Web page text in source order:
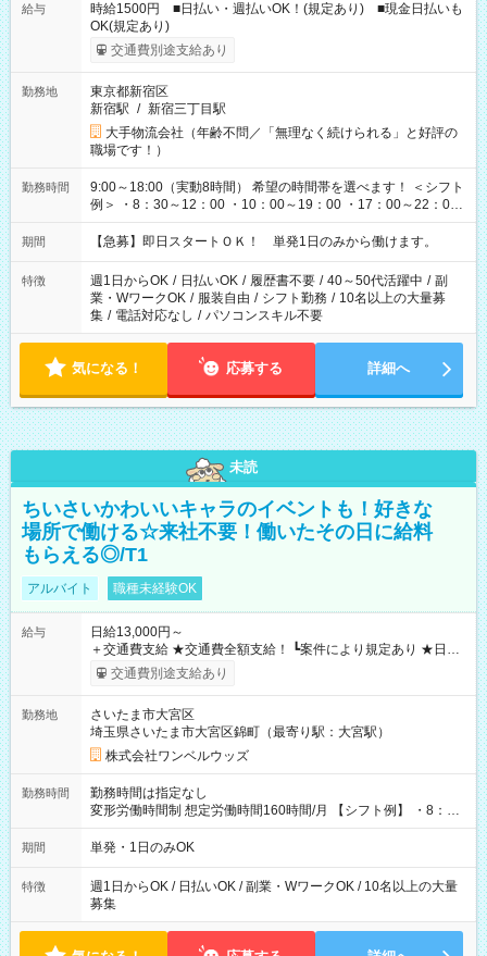
給与
時給1500円 ■日払い・週払いOK！(規定あり) ■現金日払いも
OK(規定あり)
交通費別途支給あり
勤務地
東京都新宿区
新宿駅 / 新宿三丁目駅
大手物流会社（年齢不問／「無理なく続けられる」と好評の
職場です！）
勤務時間
9:00～18:00（実動8時間） 希望の時間帯を選べます！ ＜シフト
例＞ ・8：30～12：00 ・10：00～19：00 ・17：00～22：00
・13：00～22：00 ・22：00～翌6：00 など
期間 【急募】即日スタートＯＫ！ 単発1日のみから働けます。
特徴 週1日からOK / 日払いOK / 履歴書不要 / 40～50代活躍中 / 副
業・WワークOK / 服装自由 / シフト勤務 / 10名以上の大量募
集 / 電話対応なし / パソコンスキル不要
気になる！ 応募する 詳細へ
未読
ちいさいかわいいキャラのイベントも！好きな
場所で働ける☆来社不要！働いたその日に給料
もらえる◎/T1
アルバイト 職種未経験OK
給与
日給13,000円～
＋交通費支給 ★交通費全額支給！ ┗案件により規定あり ★日払
いOK！（規定あり） ┗働いたその日に現金GET♪ お仕事後はコ
ンビニATMから 日払い分を引き落とせます！ 【試用期間】試
交通費別途支給あり
勤務地
さいたま市大宮区
埼玉県さいたま市大宮区錦町（最寄り駅：大宮駅）
株式会社ワンベルウッズ
勤務時間
勤務時間は指定なし
変形労働時間制 想定労働時間160時間/月 【シフト例】 ・8：00
～21：00
期間 単発・1日のみOK
特徴
週1日からOK / 日払いOK / 副業・WワークOK / 10名以上の大量
募集